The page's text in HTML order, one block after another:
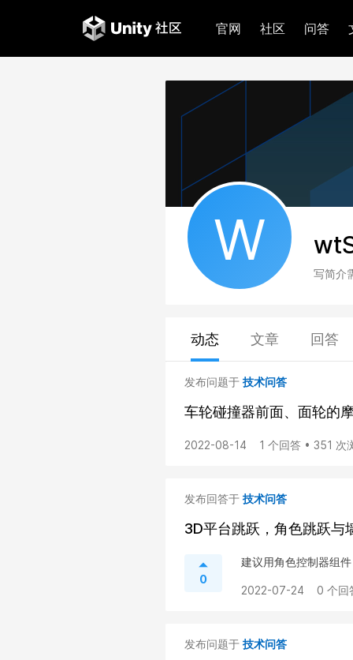
官网 社区 问答
W
写简介
动态 文章 回答
发布问题于 技术问答
车轮碰撞器前面、面轮的
2022-08-14 1 个回答 • 351 次
发布回答于 技术问答
3D平台跳跃，角色跳跃与
0
建议用角色控制器组
2022-07-24 0 个回
发布问题于 技术问答